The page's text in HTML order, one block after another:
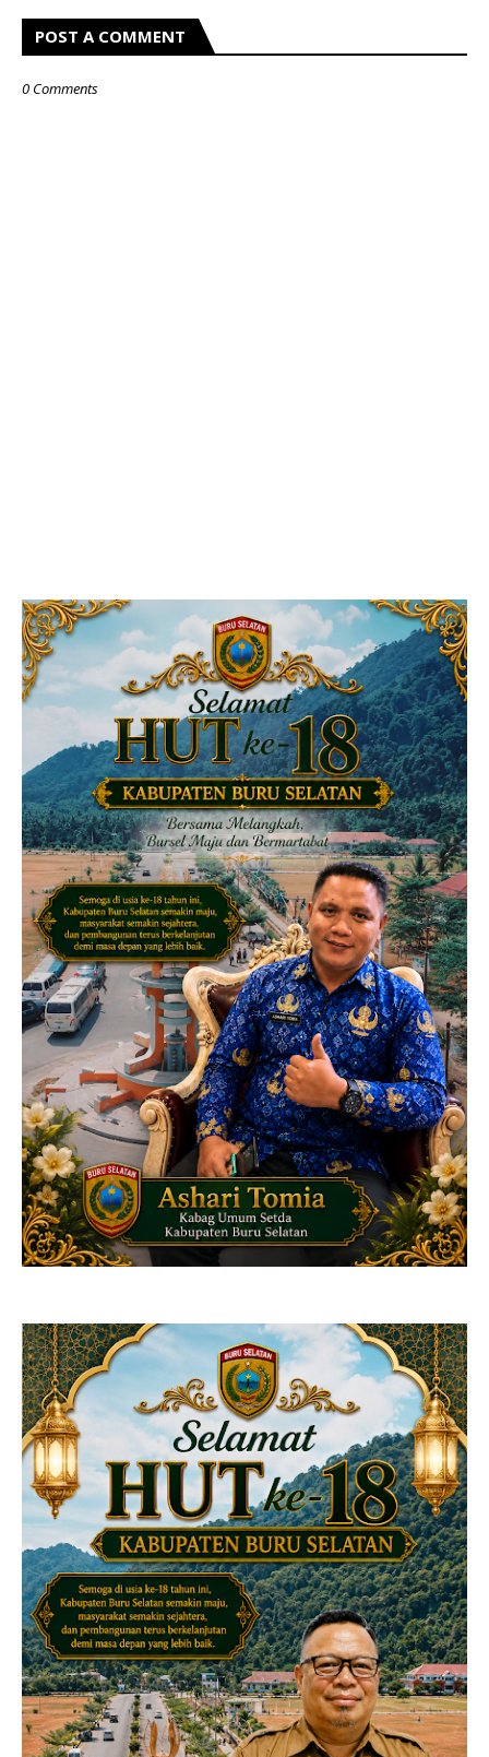
POST A COMMENT
0 Comments